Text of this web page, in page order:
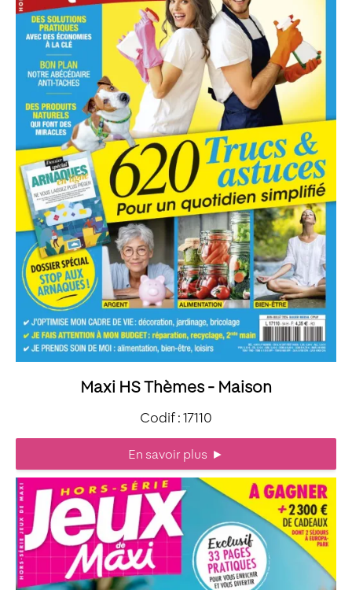
Maxi HS Thèmes - Maison
Codif : 17110
En savoir plus ►